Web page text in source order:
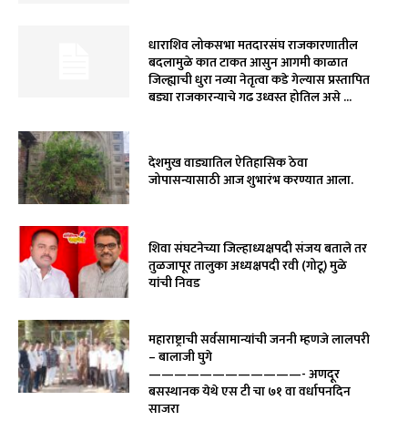
धाराशिव लोकसभा मतदारसंघ राजकारणातील
बदलामुळे कात टाकत आसुन आगमी काळात
जिल्ह्याची धुरा नव्या नेतृत्वा कडे गेल्यास प्रस्तापित
बड्या राजकारन्याचे गढ उध्वस्त होतिल असे ...
देशमुख वाड्यातिल ऐतिहासिक ठेवा
जोपासन्यासाठी आज शुभारंभ करण्यात आला.
शिवा संघटनेच्या जिल्हाध्यक्षपदी संजय बताले तर
तुळजापूर तालुका अध्यक्षपदी रवी (गोटू) मुळे
यांची निवड
महाराष्ट्राची सर्वसामान्यांची जननी म्हणजे लालपरी
– बालाजी घुगे
————————————- अणदूर
बसस्थानक येथे एस टी चा ७१ वा वर्धापनदिन
साजरा